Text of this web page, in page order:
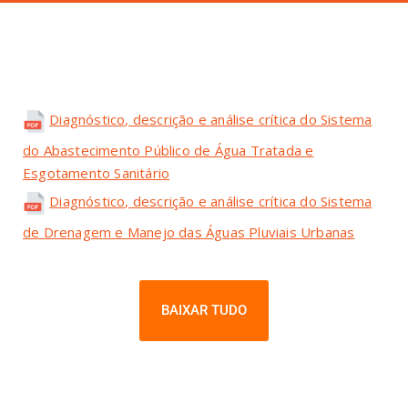
Diagnóstico, descrição e análise crítica do Sistema
do Abastecimento Público de Água Tratada e
Esgotamento Sanitário
Diagnóstico, descrição e análise crítica do Sistema
de Drenagem e Manejo das Águas Pluviais Urbanas
BAIXAR TUDO